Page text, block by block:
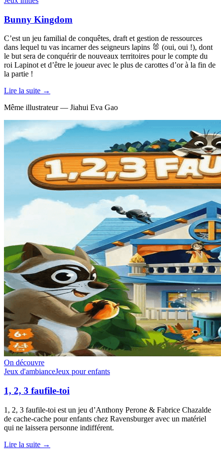
Bunny Kingdom
C’est un jeu familial de conquêtes, draft et gestion de ressources
dans lequel tu vas incarner des seigneurs lapins 🐰 (oui, oui !), dont
le but sera de conquérir de nouveaux territoires pour le compte du
roi Lapinot et d’être le joueur avec le plus de carottes d’or à la fin de
la partie !
Lire la suite →
Même illustrateur — Jiahui Eva Gao
On découvre
Jeux d'ambianceJeux pour enfants
1, 2, 3 faufile-toi
1, 2, 3 faufile-toi est un jeu d’Anthony Perone & Fabrice Chazalde
de cache-cache pour enfants chez Ravensburger avec un matériel
qui ne laissera personne indifférent.
Lire la suite →